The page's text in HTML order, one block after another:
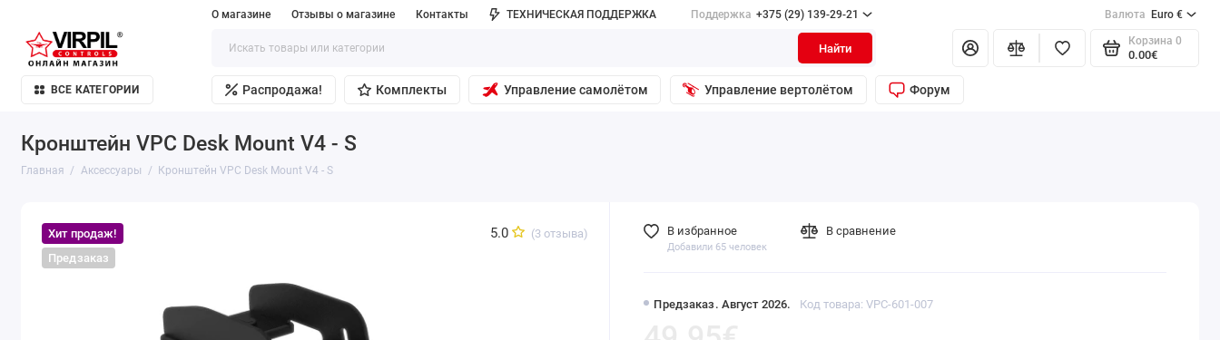
О магазине Отзывы о магазине Контакты ТЕХНИЧЕСКАЯ ПОДДЕРЖКА Поддержка +375 (29) 139-29-21 Валюта Euro €
Найти
Корзина 0
0.00€
ВСЕ КАТЕГОРИИ Распродажа! Комплекты Управление самолётом Управление вертолётом Форум
Кронштейн VPC Desk Mount V4 - S
Главная Аксессуары Кронштейн VPC Desk Mount V4 - S
Хит продаж!
Предзаказ
5.0 (3 отзыва)
Предзаказ. Август 2026. Код товара: VPC-601-007
В избранное
Добавили 65 человек
В сравнение